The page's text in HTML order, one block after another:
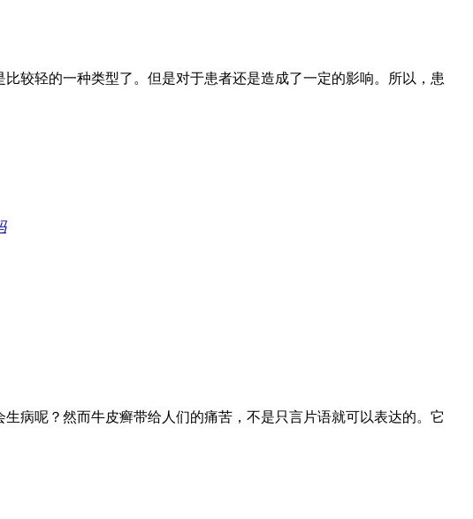
较轻的一种类型了。但是对于患者还是造成了一定的影响。所以，患
病呢？然而牛皮癣带给人们的痛苦，不是只言片语就可以表达的。它